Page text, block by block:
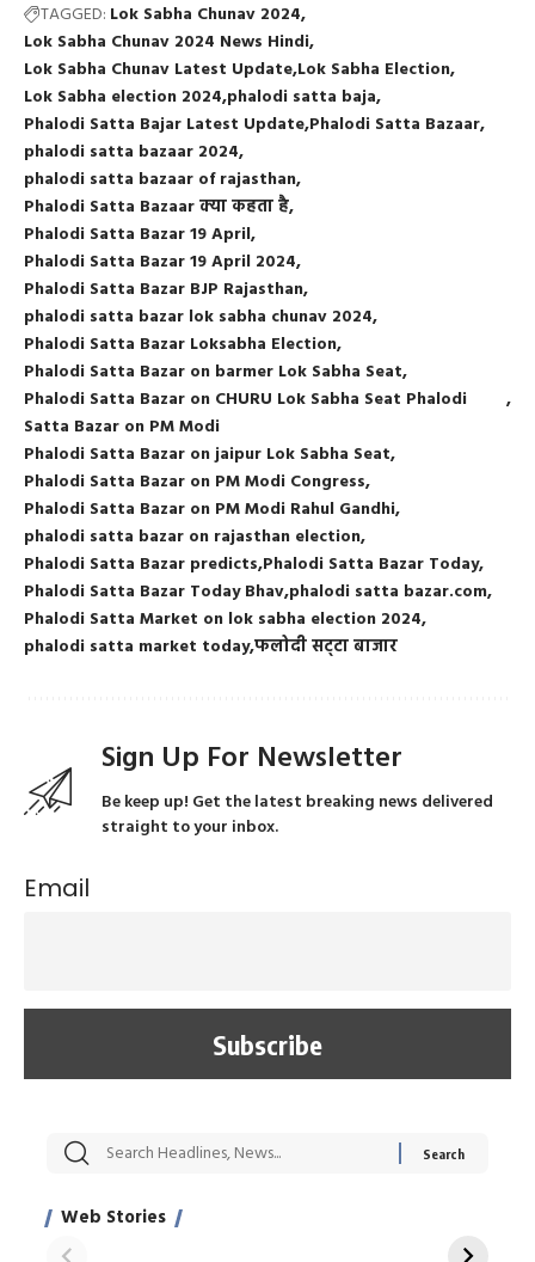
TAGGED: Lok Sabha Chunav 2024
Lok Sabha Chunav 2024 News Hindi
Lok Sabha Chunav Latest Update Lok Sabha Election
Lok Sabha election 2024 phalodi satta baja
Phalodi Satta Bajar Latest Update Phalodi Satta Bazaar
phalodi satta bazaar 2024
phalodi satta bazaar of rajasthan
Phalodi Satta Bazaar क्या कहता है
Phalodi Satta Bazar 19 April
Phalodi Satta Bazar 19 April 2024
Phalodi Satta Bazar BJP Rajasthan
phalodi satta bazar lok sabha chunav 2024
Phalodi Satta Bazar Loksabha Election
Phalodi Satta Bazar on barmer Lok Sabha Seat
Phalodi Satta Bazar on CHURU Lok Sabha Seat Phalodi
Satta Bazar on PM Modi
Phalodi Satta Bazar on jaipur Lok Sabha Seat
Phalodi Satta Bazar on PM Modi Congress
Phalodi Satta Bazar on PM Modi Rahul Gandhi
phalodi satta bazar on rajasthan election
Phalodi Satta Bazar predicts Phalodi Satta Bazar Today
Phalodi Satta Bazar Today Bhav phalodi satta bazar.com
Phalodi Satta Market on lok sabha election 2024
phalodi satta market todayफलोदी सट्‌टा बाजार
Sign Up For Newsletter
Be keep up! Get the latest breaking news delivered
straight to your inbox.
Email
Web Stories
सट्टेबाजी में अरेस्ट हुए
साहिल खान
रोज एक कच्चे लहसुन